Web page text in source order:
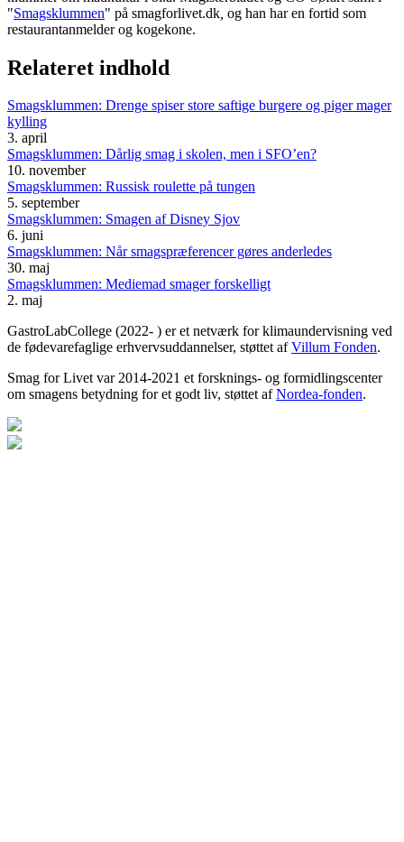
"Smagsklummen" på smagforlivet.dk og han har en fortid som
restaurantanmelder og kogekone.
Relateret indhold
Smagsklummen: Drenge spiser store saftige burgere og piger mager
kylling
3. april
Smagsklummen: Dårlig smag i skolen, men i SFO’en?
10. november
Smagsklummen: Russisk roulette på tungen
5. september
Smagsklummen: Smagen af Disney Sjov
6. juni
Smagsklummen: Når smagspræferencer gøres anderledes
30. maj
Smagsklummen: Mediemad smager forskelligt
2. maj
GastroLabCollege (2022- ) er et netværk for klimaundervisning ved
de fødevarefaglige erhvervsuddannelser, støttet afVillum Fonden.
Smag for Livet var 2014-2021 et forsknings- og formidlingscenter
om smagens betydning for et godt liv, støttet afNordea-fonden.